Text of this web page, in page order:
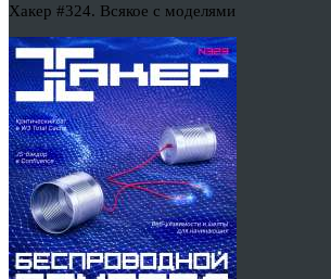
Хакер #324. Всякое с моделями